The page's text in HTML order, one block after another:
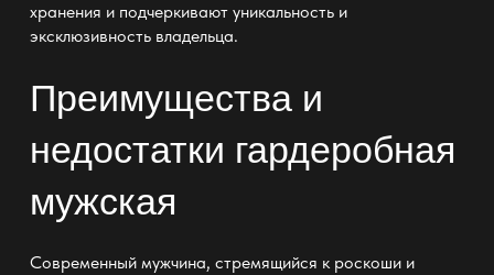
хранения и подчеркивают уникальность и
эксклюзивность владельца.
Преимущества и
недостатки гардеробная
мужская
Современный мужчина, стремящийся к роскоши и